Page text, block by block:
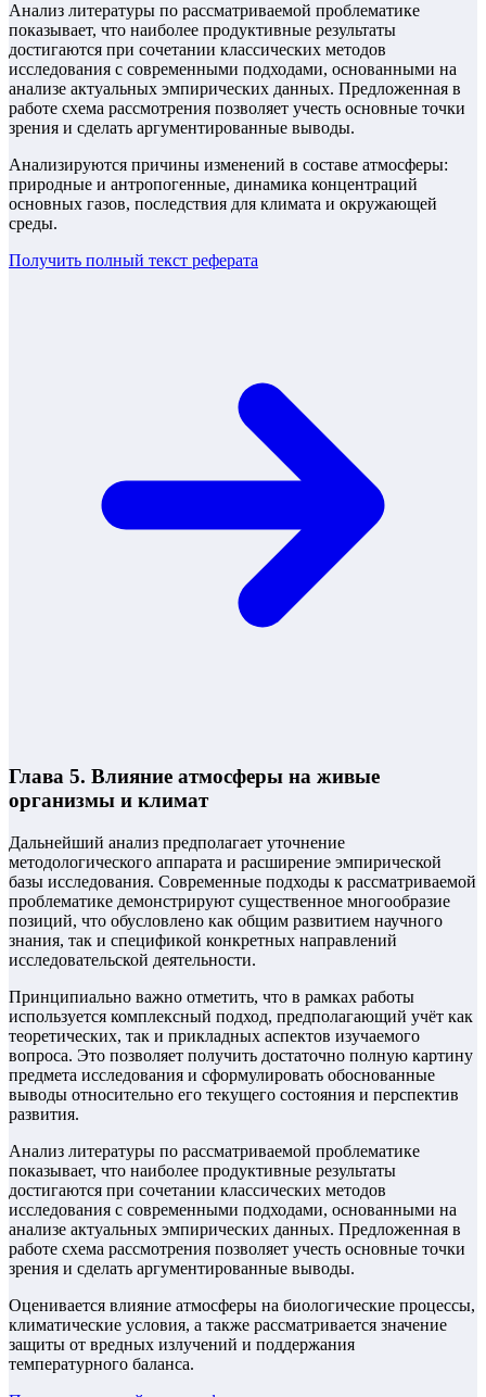
Анализ литературы по рассматриваемой проблематике
показывает, что наиболее продуктивные результаты
достигаются при сочетании классических методов
исследования с современными подходами, основанными на
анализе актуальных эмпирических данных. Предложенная в
работе схема рассмотрения позволяет учесть основные точки
зрения и сделать аргументированные выводы.
Анализируются причины изменений в составе атмосферы:
природные и антропогенные, динамика концентраций
основных газов, последствия для климата и окружающей
среды.
Получить полный текст реферата
Глава 5. Влияние атмосферы на живые
организмы и климат
Дальнейший анализ предполагает уточнение
методологического аппарата и расширение эмпирической
базы исследования. Современные подходы к рассматриваемой
проблематике демонстрируют существенное многообразие
позиций, что обусловлено как общим развитием научного
знания, так и спецификой конкретных направлений
исследовательской деятельности.
Принципиально важно отметить, что в рамках работы
используется комплексный подход, предполагающий учёт как
теоретических, так и прикладных аспектов изучаемого
вопроса. Это позволяет получить достаточно полную картину
предмета исследования и сформулировать обоснованные
выводы относительно его текущего состояния и перспектив
развития.
Анализ литературы по рассматриваемой проблематике
показывает, что наиболее продуктивные результаты
достигаются при сочетании классических методов
исследования с современными подходами, основанными на
анализе актуальных эмпирических данных. Предложенная в
работе схема рассмотрения позволяет учесть основные точки
зрения и сделать аргументированные выводы.
Оценивается влияние атмосферы на биологические процессы,
климатические условия, а также рассматривается значение
защиты от вредных излучений и поддержания
температурного баланса.